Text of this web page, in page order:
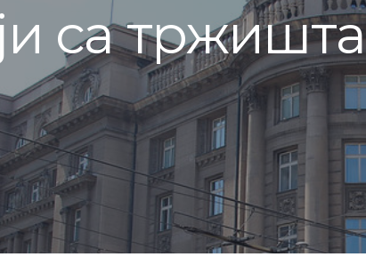
са тржишта